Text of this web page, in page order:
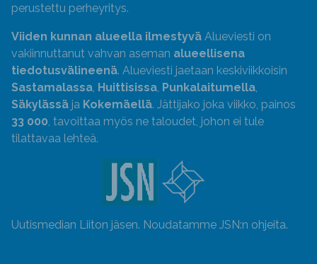
perustettu perheyritys.
Viiden kunnan alueella ilmestyvä Alueviesti on
vakiinnuttanut vahvan aseman alueellisena
tiedotusvälineenä. Alueviesti jaetaan keskiviikkoisin
Sastamalassa Huittisissa Punkalaitumella
Säkylässä ja Kokemäellä. Jättijako joka viikko, painos
33 000 , tavoittaa myös ne taloudet, johon ei tule
tilattavaa lehteä.
Uutismedian Liiton jäsen. Noudatamme JSN:n ohjeita.